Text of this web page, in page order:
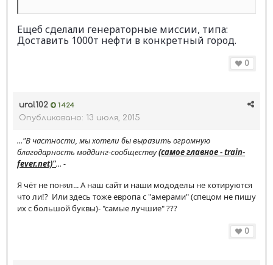
Ещеб сделали генераторные миссии, типа:
Доставить 1000т нефти в конкретный город.
0
ural102 1 424
Опубликовано: 13 июля, 2015
..."В частности, мы хотели бы выразить огромную
благодарность моддинг-сообществу(самое главное - train-
fever.net)"... -
Я чёт не понял... А наш сайт и наши мододелы не котируются
что ли!? Или здесь тоже европа с "амерами" (спецом не пишу
их с большой буквы)- "самые лучшие" ???
0